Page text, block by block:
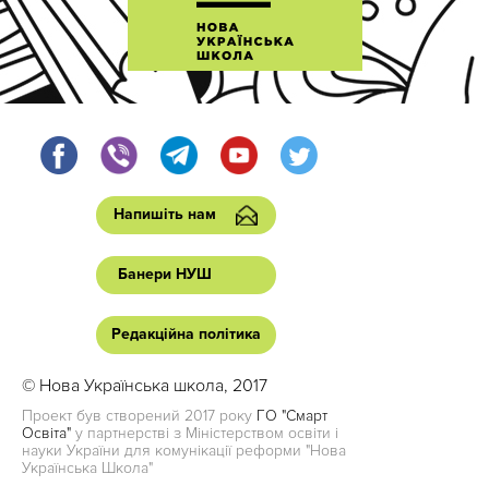
Напишіть нам
Банери НУШ
Редакційна політика
© Нова Українська школа, 2017
Проект був створений 2017 року ГО "Смарт
Освіта" у партнерстві з Міністерством освіти і
науки України для комунікації реформи "Нова
Українська Школа"